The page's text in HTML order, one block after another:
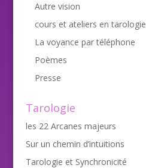
Autre vision
cours et ateliers en tarologie
La voyance par téléphone
Poèmes
Presse
Tarologie
les 22 Arcanes majeurs
Sur un chemin d’intuitions
Tarologie et Synchronicité